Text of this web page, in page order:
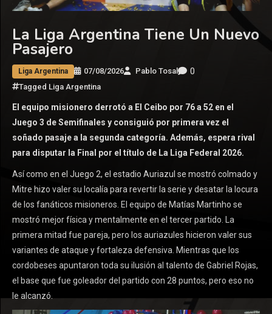
La Liga Argentina Tiene Un Nuevo
Pasajero
Liga Argentina 07/08/2026 Pablo Tosal 0
Tagged Liga Argentina
El equipo misionero derrotó a El Ceibo por 76 a 52 en el
Juego 3 de Semifinales y consiguió por primera vez el
soñado pasaje a la segunda categoría. Además, espera rival
para disputar la Final por el título de La Liga Federal 2026.
Así como en el Juego 2, el estadio Auriazul se mostró colmado y
Mitre hizo valer su localía para revertir la serie y desatar la locura
de los fanáticos misioneros. El equipo de Matías Martinho se
mostró mejor física y mentalmente en el tercer partido. La
primera mitad fue pareja, pero los auriazules hicieron valer sus
variantes de ataque y fortaleza defensiva. Mientras que los
cordobeses apuntaron toda su ilusión al talento de Gabriel Rojas,
el base que fue goleador del partido con 28 puntos, pero eso no
le alcanzó.